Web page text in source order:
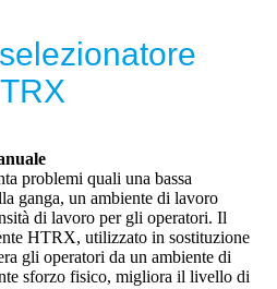
problemi quali una bassa
ganga, un ambiente di lavoro
di lavoro per gli operatori. Il
HTRX, utilizzato in sostituzione
gli operatori da un ambiente di
sforzo fisico, migliora il livello di